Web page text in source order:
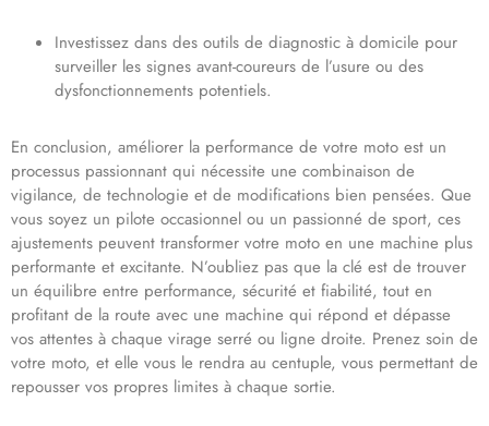
Investissez dans des outils de diagnostic à domicile pour
surveiller les signes avant-coureurs de l’usure ou des
dysfonctionnements potentiels.
En conclusion, améliorer la performance de votre moto est un
processus passionnant qui nécessite une combinaison de
vigilance, de technologie et de modifications bien pensées. Que
vous soyez un pilote occasionnel ou un passionné de sport, ces
ajustements peuvent transformer votre moto en une machine plus
performante et excitante. N’oubliez pas que la clé est de trouver
un équilibre entre performance, sécurité et fiabilité, tout en
profitant de la route avec une machine qui répond et dépasse
vos attentes à chaque virage serré ou ligne droite. Prenez soin de
votre moto, et elle vous le rendra au centuple, vous permettant de
repousser vos propres limites à chaque sortie.